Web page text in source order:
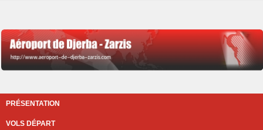
PRÉSENTATION
VOLS DÉPART